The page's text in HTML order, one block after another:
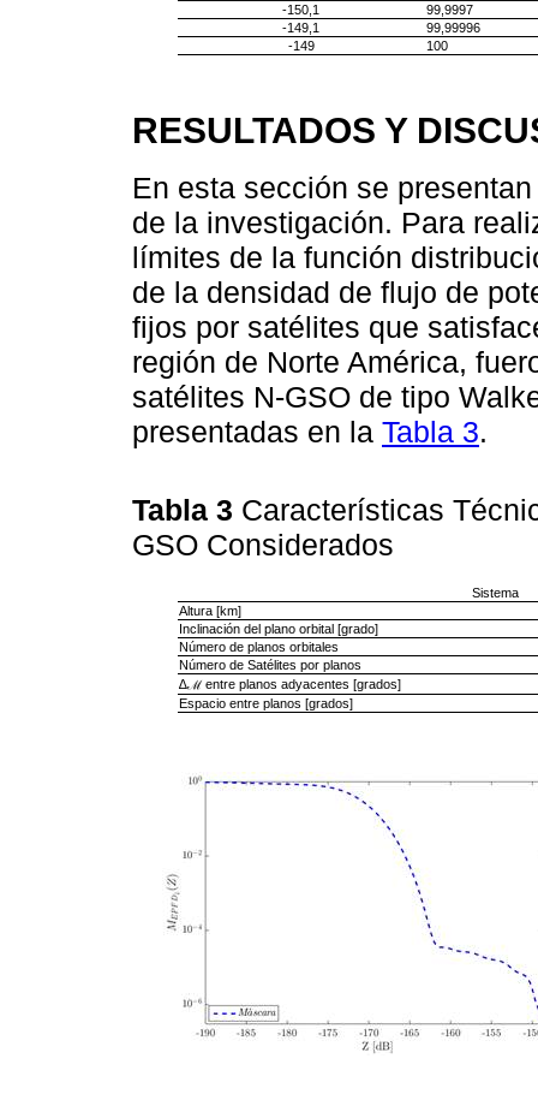
-150,1
99,9997
-149,1
99,99996
-149
100
RESULTADOS Y
En esta sección se
de la investigación. Para
límites de la función
de la densidad de flujo de
fijos por satélites que
región de Norte América,
satélites N-GSO de tipo
presentadas en la Tabla 3.
Tabla 3 Características
GSO Considerados
Sistema
Altura [km]
Inclinación del plano orbital [grado]
Número de planos orbitales
Número de Satélites por planos
∆ℳ entre planos adyacentes [grados]
Espacio entre planos [grados]